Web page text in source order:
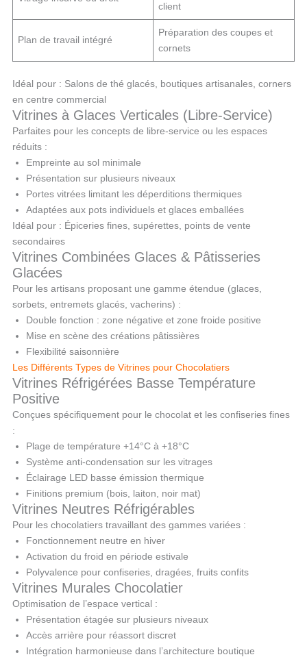
client
Plan de travail intégré
Préparation des coupes et
cornets
Idéal pour : Salons de thé glacés, boutiques artisanales, corners
en centre commercial
Vitrines à Glaces Verticales (Libre-Service)
Parfaites pour les concepts de libre-service ou les espaces
réduits :
Empreinte au sol minimale
Présentation sur plusieurs niveaux
Portes vitrées limitant les déperditions thermiques
Adaptées aux pots individuels et glaces emballées
Idéal pour : Épiceries fines, supérettes, points de vente
secondaires
Vitrines Combinées Glaces & Pâtisseries
Glacées
Pour les artisans proposant une gamme étendue (glaces,
sorbets, entremets glacés, vacherins) :
Double fonction : zone négative et zone froide positive
Mise en scène des créations pâtissières
Flexibilité saisonnière
Les Différents Types de Vitrines pour Chocolatiers
Vitrines Réfrigérées Basse Température
Positive
Conçues spécifiquement pour le chocolat et les confiseries fines
:
Plage de température +14°C à +18°C
Système anti-condensation sur les vitrages
Éclairage LED basse émission thermique
Finitions premium (bois, laiton, noir mat)
Vitrines Neutres Réfrigérables
Pour les chocolatiers travaillant des gammes variées :
Fonctionnement neutre en hiver
Activation du froid en période estivale
Polyvalence pour confiseries, dragées, fruits confits
Vitrines Murales Chocolatier
Optimisation de l’espace vertical :
Présentation étagée sur plusieurs niveaux
Accès arrière pour réassort discret
Intégration harmonieuse dans l’architecture boutique